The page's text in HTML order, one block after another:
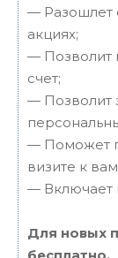
— Разошлет
акциях;
— Позволит
счет;
— Позволит
— Поможет
визите к
— Включает
Для новых